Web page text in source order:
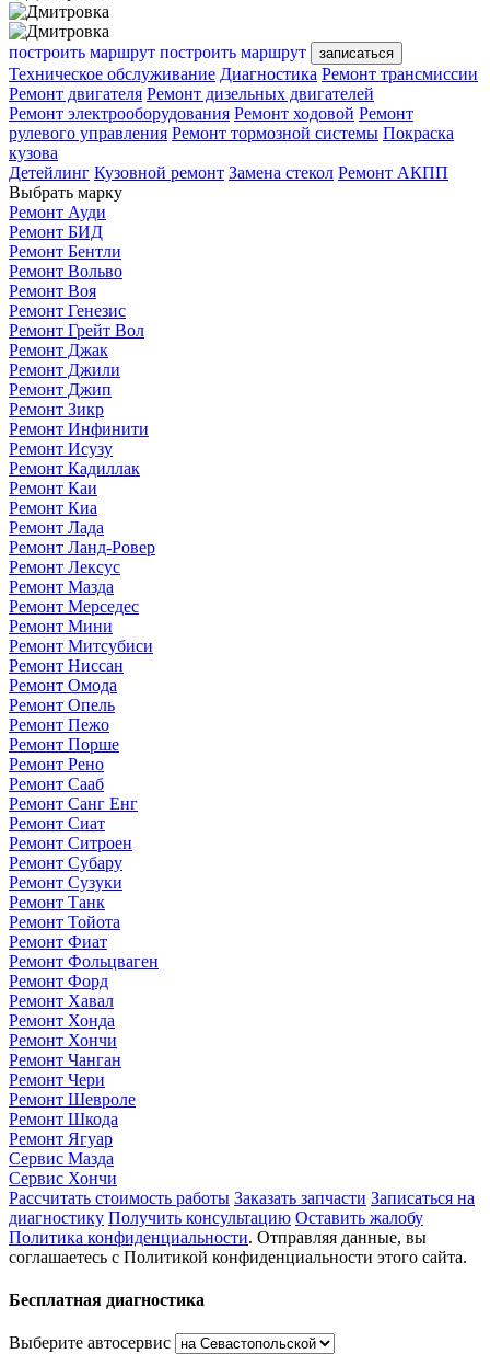
построить маршрут построить маршрут записаться
Техническое обслуживание Диагностика Ремонт трансмиссии
Ремонт двигателя Ремонт дизельных двигателей
Ремонт электрооборудования Ремонт ходовой Ремонт
рулевого управления Ремонт тормозной системы Покраска
кузова
Детейлинг Кузовной ремонт Замена стекол Ремонт АКПП
Выбрать марку
Ремонт Ауди
Ремонт БИД
Ремонт Бентли
Ремонт Вольво
Ремонт Воя
Ремонт Генезис
Ремонт Грейт Вол
Ремонт Джак
Ремонт Джили
Ремонт Джип
Ремонт Зикр
Ремонт Инфинити
Ремонт Исузу
Ремонт Кадиллак
Ремонт Каи
Ремонт Киа
Ремонт Лада
Ремонт Ланд-Ровер
Ремонт Лексус
Ремонт Мазда
Ремонт Мерседес
Ремонт Мини
Ремонт Митсубиси
Ремонт Ниссан
Ремонт Омода
Ремонт Опель
Ремонт Пежо
Ремонт Порше
Ремонт Рено
Ремонт Сааб
Ремонт Санг Енг
Ремонт Сиат
Ремонт Ситроен
Ремонт Субару
Ремонт Сузуки
Ремонт Танк
Ремонт Тойота
Ремонт Фиат
Ремонт Фольцваген
Ремонт Форд
Ремонт Хавал
Ремонт Хонда
Ремонт Хончи
Ремонт Чанган
Ремонт Чери
Ремонт Шевроле
Ремонт Шкода
Ремонт Ягуар
Сервис Мазда
Сервис Хончи
Рассчитать стоимость работы Заказать запчасти Записаться на
диагностику Получить консультацию Оставить жалобу
Политика конфиденциальности. Отправляя данные, вы
соглашаетесь с Политикой конфиденциальности этого сайта.
Бесплатная диагностика
Выберите автосервис